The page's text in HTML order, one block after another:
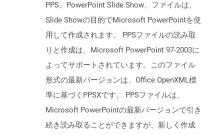
PPS、PowerPoint Slide Show、ファイルは、
Slide Showの目的でMicrosoft PowerPointを使
用して作成されます。 PPSファイルの読み取
りと作成は、Microsoft PowerPoint 97-2003に
よってサポートされています。このファイル
形式の最新バージョンは、Office OpenXML標
準に基づくPPSXです。 PPSファイルは、
Microsoft PowerPointの最新バージョンで引き
続き読み取ることができますが、新しく作成